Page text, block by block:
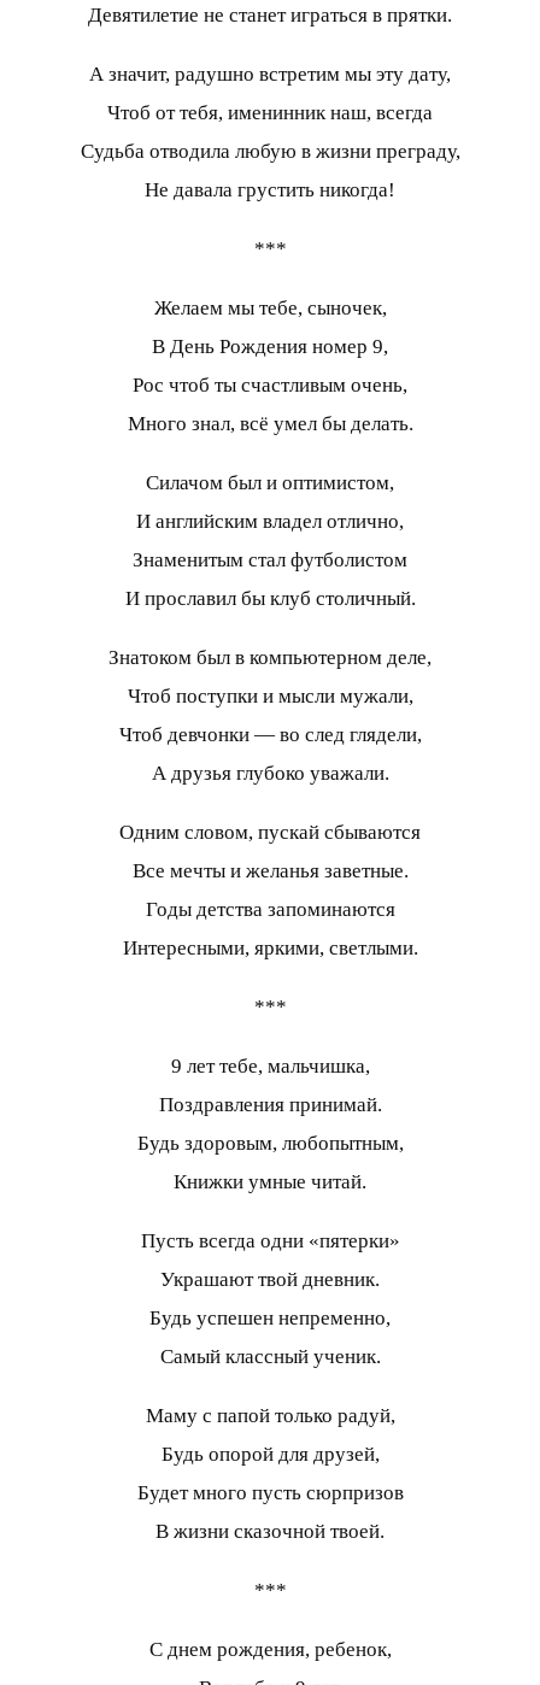
Девятилетие не станет играться в прятки.
А значит, радушно встретим мы эту дату,
Чтоб от тебя, именинник наш, всегда
Судьба отводила любую в жизни преграду,
Не давала грустить никогда!
***
Желаем мы тебе, сыночек,
В День Рождения номер 9,
Рос чтоб ты счастливым очень,
Много знал, всё умел бы делать.
Силачом был и оптимистом,
И английским владел отлично,
Знаменитым стал футболистом
И прославил бы клуб столичный.
Знатоком был в компьютерном деле,
Чтоб поступки и мысли мужали,
Чтоб девчонки — во след глядели,
А друзья глубоко уважали.
Одним словом, пускай сбываются
Все мечты и желанья заветные.
Годы детства запоминаются
Интересными, яркими, светлыми.
***
9 лет тебе, мальчишка,
Поздравления принимай.
Будь здоровым, любопытным,
Книжки умные читай.
Пусть всегда одни «пятерки»
Украшают твой дневник.
Будь успешен непременно,
Самый классный ученик.
Маму с папой только радуй,
Будь опорой для друзей,
Будет много пусть сюрпризов
В жизни сказочной твоей.
***
С днем рождения, ребенок,